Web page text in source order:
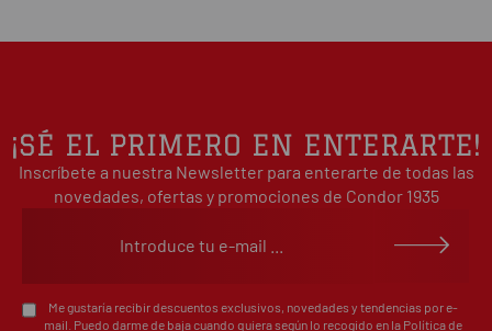
4
0%
estrellas
0%
1
estrellas 0%
¡SÉ EL PRIMERO EN ENTERARTE!
Inscríbete a nuestra Newsletter para enterarte de todas las
novedades, ofertas y promociones de Condor 1935
Me gustaría recibir descuentos exclusivos, novedades y tendencias por e-
mail. Puedo darme de baja cuando quiera según lo recogido en la Política de